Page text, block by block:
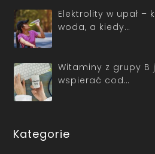
Elektrolity w upał –
woda, a kiedy…
Witaminy z grupy
wspierać cod…
Kategorie